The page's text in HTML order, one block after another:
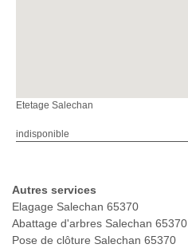
Etetage Salechan
indisponible
Autres services
Elagage Salechan 65370
Abattage d'arbres Salechan 65370
Pose de clôture Salechan 65370